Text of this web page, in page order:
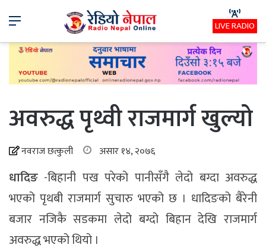
Menu LIVE RADIO
अवरुद्ध पृथ्वी राजमार्ग खुल्यो
नवराज छत्कुली असार १४, २०७६
धादिङ -बिहानी पख परेको पानीसँगै लेदो बग्दा अवरुद्ध
भएको पृथबी राजमार्ग सुचारु भएको छ । धादिङको बैरेनी
बजार नजिकै सडकमा लेदो बग्दो बिहान देखि राजमार्ग
अवरुद्ध भएको थियो ।